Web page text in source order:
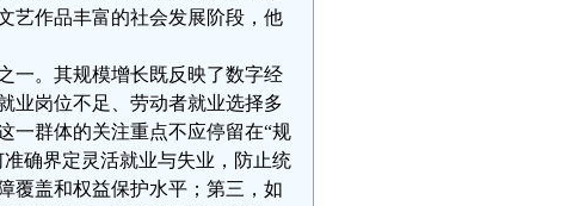
艺作品丰富的社会发展阶段，他
一。其规模增长既反映了数字经
业岗位不足、劳动者就业选择多
一群体的关注重点不应停留在“规
确界定灵活就业与失业，防止统
覆盖和权益保护水平；第三，如